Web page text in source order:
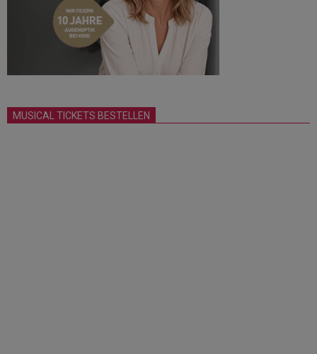
MUSICAL TICKETS BESTELLEN